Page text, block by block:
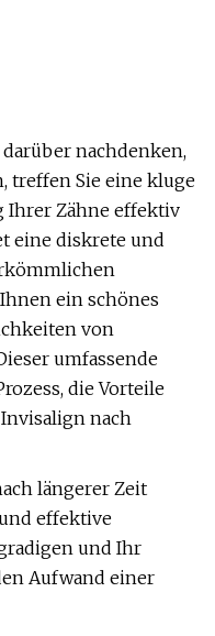
nachdenken,
treffen Sie eine kluge
Ihrer Zähne effektiv
eine diskrete und
ein schönes
von
umfassende
die Vorteile
nach
längerer Zeit
effektive
und Ihr
Aufwand einer